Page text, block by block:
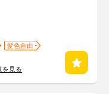
髪色自由
を見る